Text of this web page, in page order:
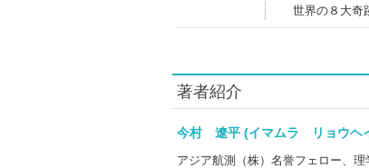
世界の８大奇
著者紹介
今村 遼平 (イマムラ リョウ
アジア航測（株）名誉フェロー、